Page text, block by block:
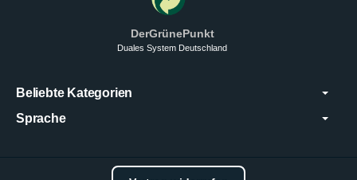
DerGrünePunkt
Duales System Deutschland
Beliebte Kategorien
Sprache